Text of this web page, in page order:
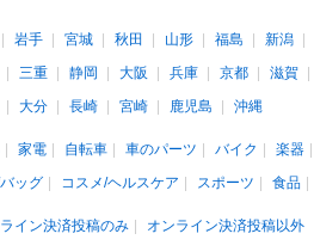
岩手 宮城 秋田 山形 福島 新潟
三重 静岡 大阪 兵庫 京都 滋賀
大分 長崎 宮崎 鹿児島 沖縄
家電 自転車 車のパーツ バイク 楽器
ッグ コスメ/ヘルスケア スポーツ 食品
イン決済投稿のみ オンライン決済投稿以外